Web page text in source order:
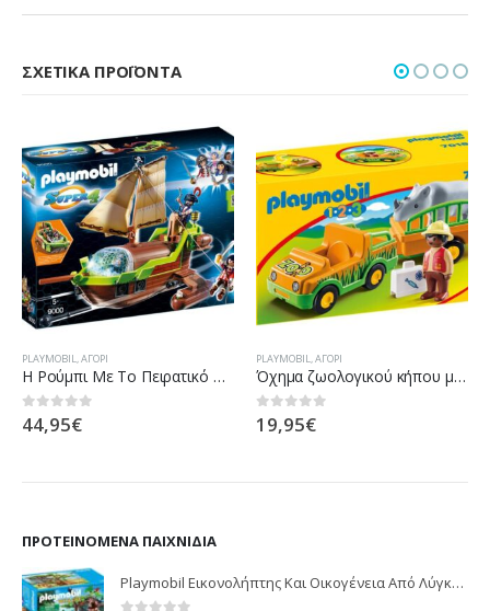
ΣΧΕΤΙΚΆ ΠΡΟΪΌΝΤΑ
PLAYMOBIL,ΑΓΌΡΙ
H Ρούμπι Με Το Πειρατικό Chameleon
0out of 5
44,95€
PLAYMOBIL,ΑΓΌΡΙ
Όχημα ζωολογικού κήπου με ρινόκερο
0 out of 5
19,95€
ΠΡΟΤΕΙΝΌΜΕΝΑ ΠΑΙΧΝΊΔΙΑ
Playmobil Εικονολήπτης Και Οικογένεια Από Λύγκες 5561